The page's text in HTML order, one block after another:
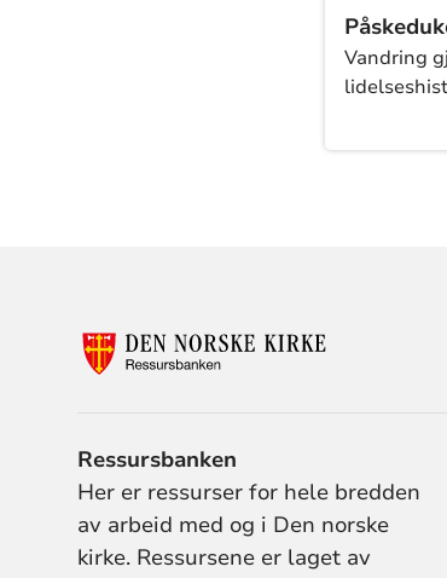
Vandring
Ressursbanken
Her er ressurser for hele bredden
av arbeid med og i Den norske
kirke. Ressursene er laget av